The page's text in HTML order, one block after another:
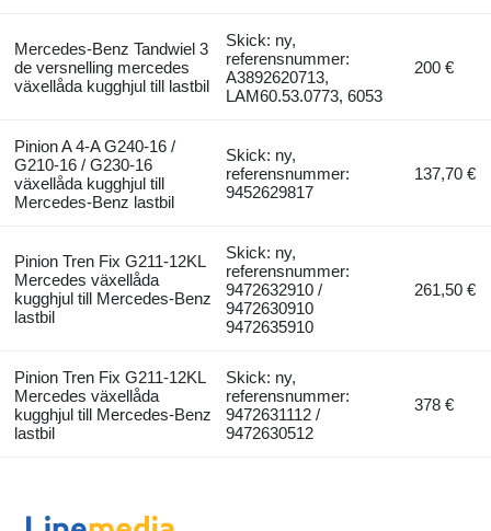
Mercedes-Benz Tandwiel 3
de versnelling mercedes
växellåda kugghjul till lastbil
Skick: ny,
referensnummer:
A3892620713,
LAM60.53.0773, 6053
200 €
Pinion A 4-A G240-16 /
G210-16 / G230-16
växellåda kugghjul till
Mercedes-Benz lastbil
Skick: ny,
referensnummer:
9452629817
137,70 €
Pinion Tren Fix G211-12KL
Mercedes växellåda
kugghjul till Mercedes-Benz
lastbil
Skick: ny,
referensnummer:
9472632910 /
9472630910
9472635910
261,50 €
Pinion Tren Fix G211-12KL
Mercedes växellåda
kugghjul till Mercedes-Benz
lastbil
Skick: ny,
referensnummer:
9472631112 /
9472630512
378 €